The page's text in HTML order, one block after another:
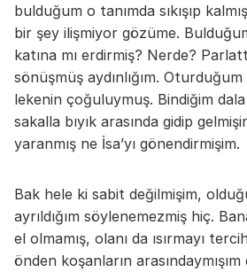
bulduğum o tanımda sıkışıp
bir şey ilişmiyor gözüme.
katına mı erdirmiş? Nerde?
sönüşmüş aydınlığım.
lekenin çoğuluymuş. Bindiğim
sakalla bıyık arasında gidip
yaranmış ne İsa’yı gönendirmişim.
Bak hele ki sabit değilmişim,
ayrıldığım söylenemezmiş hiç.
el olmamış, olanı da ısırmayı
önden koşanların